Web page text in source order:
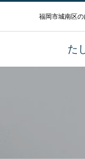
福岡市城南区
た